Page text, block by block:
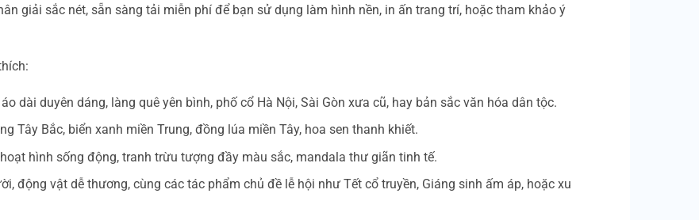
giải sắc nét, sẵn sàng tải miễn phí để bạn sử dụng làm hình nền, in ấn trang trí, hoặc tham khảo ý
dài duyên dáng, làng quê yên bình, phố cổ Hà Nội, Sài Gòn xưa cũ, hay bản sắc văn hóa dân tộc.
Tây Bắc, biển xanh miền Trung, đồng lúa miền Tây, hoa sen thanh khiết.
hình sống động, tranh trừu tượng đầy màu sắc, mandala thư giãn tinh tế.
động vật dễ thương, cùng các tác phẩm chủ đề lễ hội như Tết cổ truyền, Giáng sinh ấm áp, hoặc xu